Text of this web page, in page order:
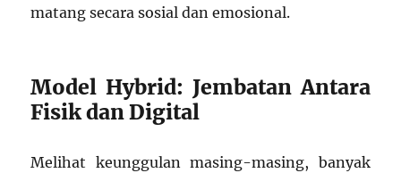
matang secara sosial dan emosional.
Model Hybrid: Jembatan Antara
Fisik dan Digital
Melihat keunggulan masing-masing, banyak